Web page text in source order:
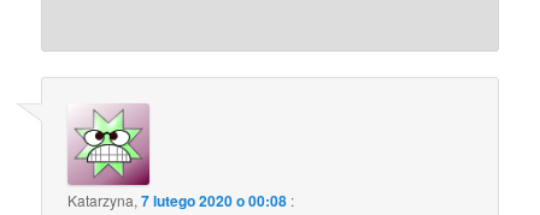
Katarzyna,7 lutego 2020 o 00:08 :